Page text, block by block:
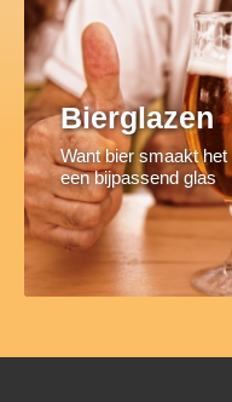
Bierglazen
Want bier smaakt het
een bijpassend glas